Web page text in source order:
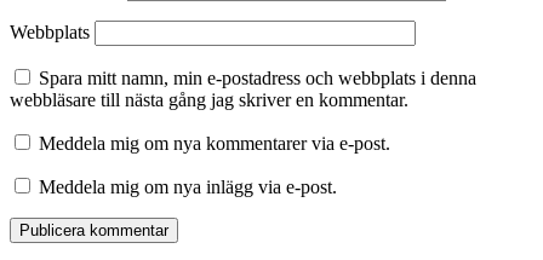
Webbplats
Spara mitt namn, min e-postadress och webbplats i denna
webbläsare till nästa gång jag skriver en kommentar.
Meddela mig om nya kommentarer via e-post.
Meddela mig om nya inlägg via e-post.